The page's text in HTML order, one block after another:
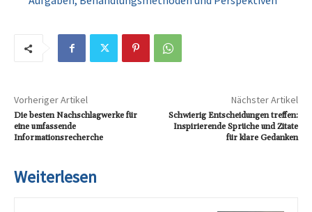
Vorheriger Artikel
Die besten Nachschlagwerke für
eine umfassende
Informationsrecherche
Nächster Artikel
Schwierig Entscheidungen treffen:
Inspirierende Sprüche und Zitate
für klare Gedanken
Weiterlesen